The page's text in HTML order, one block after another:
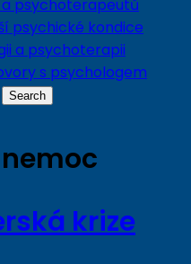
psychoterapeutů
psychické kondice
a psychoterapii
s psychologem
krize